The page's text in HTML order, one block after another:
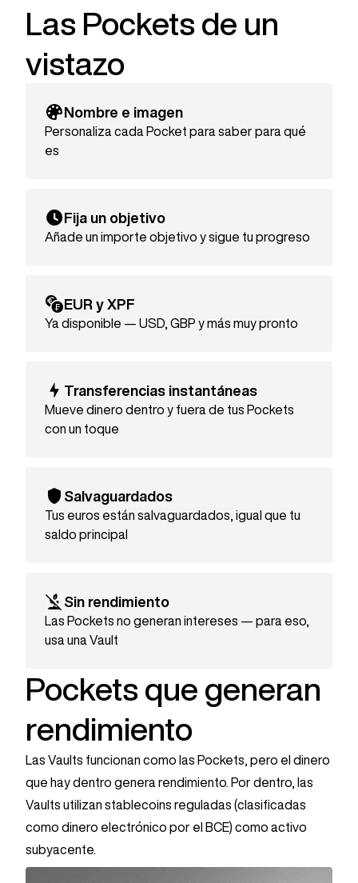
Las Pockets de un
vistazo
Nombre e imagen
Personaliza cada Pocket para saber para qué
es
Fija un objetivo
Añade un importe objetivo y sigue tu progreso
EUR y XPF
Ya disponible — USD, GBP y más muy pronto
Transferencias instantáneas
Mueve dinero dentro y fuera de tus Pockets
con un toque
Salvaguardados
Tus euros están salvaguardados, igual que tu
saldo principal
Sin rendimiento
Las Pockets no generan intereses — para eso,
usa una Vault
Pockets que generan
rendimiento
Las Vaults funcionan como las Pockets, pero el dinero
que hay dentro genera rendimiento. Por dentro, las
Vaults utilizan stablecoins reguladas (clasificadas
como dinero electrónico por el BCE) como activo
subyacente.